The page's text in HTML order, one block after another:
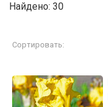
Найдено: 30
Сортировать: